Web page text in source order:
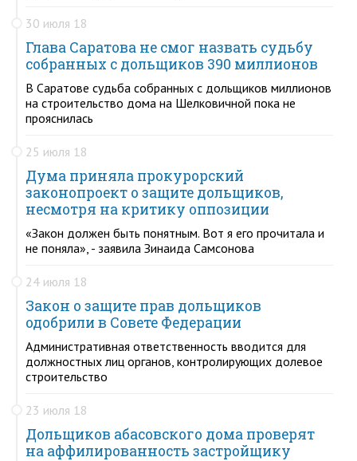
30 июля 18
Глава Саратова не смог назвать судьбу
собранных с дольщиков 390 миллионов
В Саратове судьба собранных с дольщиков миллионов
на строительство дома на Шелковичной пока не
прояснилась
25 июля 18
Дума приняла прокурорский
законопроект о защите дольщиков,
несмотря на критику оппозиции
«Закон должен быть понятным. Вот я его прочитала и
не поняла», - заявила Зинаида Самсонова
24 июля 18
Закон о защите прав дольщиков
одобрили в Совете Федерации
Административная ответственность вводится для
должностных лиц органов, контролирующих долевое
строительство
23 июля 18
Дольщиков абасовского дома проверят
на аффилированность застройщику